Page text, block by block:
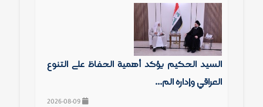
السيد الحكيم يؤكد أهمية الحفاظ على التنوع
العراقي وإدارة الم...
2026-08-09